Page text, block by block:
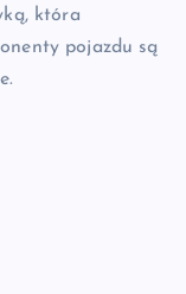
która
pojazdu są